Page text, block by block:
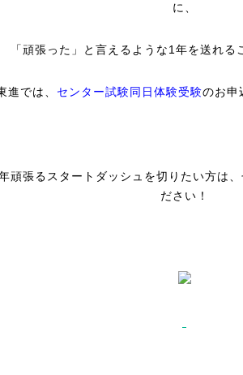
に、
「頑張った」と言えるような1年を送れる
進では、 センター試験同日体験受験のお申
頑張るスタートダッシュを切りたい方は、
ださい！